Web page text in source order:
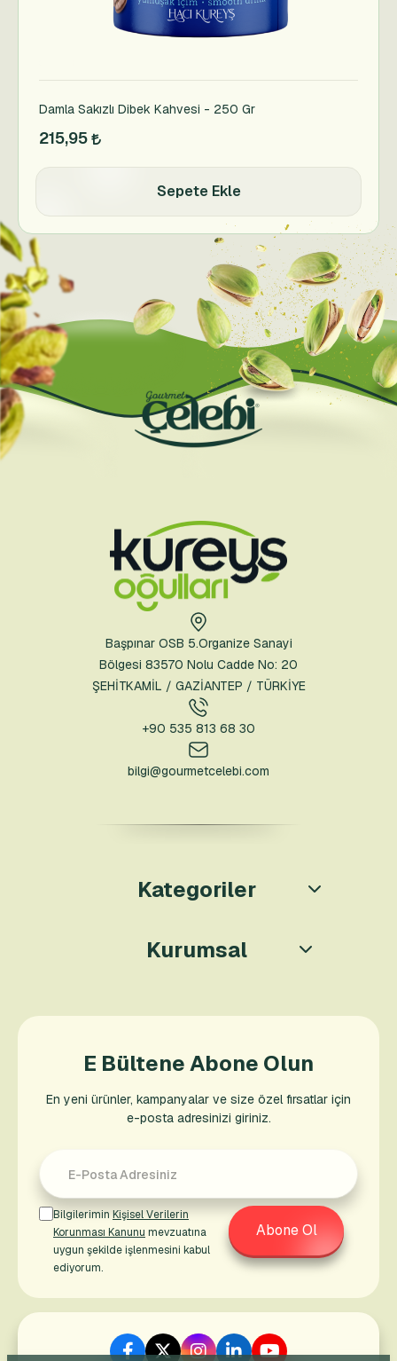
Damla Sakızlı Dibek Kahvesi - 250 Gr
215,95
Sepete Ekle
Başpınar OSB 5.Organize Sanayi
Bölgesi 83570 Nolu Cadde No: 20
ŞEHİTKAMİL / GAZİANTEP / TÜRKİYE
+90 535 813 68 30
bilgi@gourmetcelebi.com
Kategoriler
Kurumsal
E Bültene Abone Olun
En yeni ürünler, kampanyalar ve size özel fırsatlar için
e-posta adresinizi giriniz.
Abone Ol
Bilgilerimin Kişisel Verilerin
Korunması Kanunu mevzuatına
uygun şekilde işlenmesini kabul
ediyorum.